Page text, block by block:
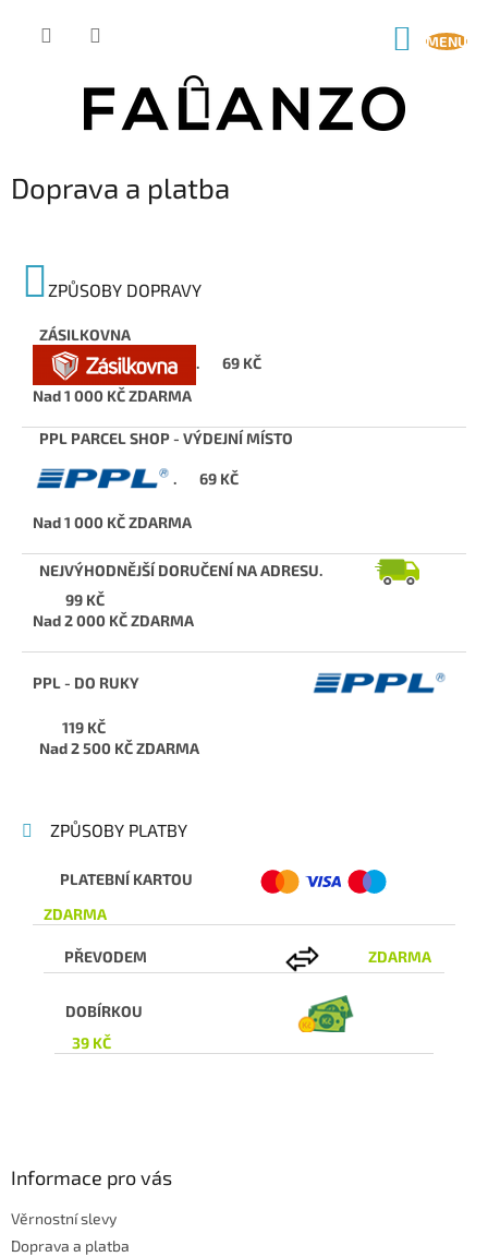
Doprava a platba
ZPŮSOBY DOPRAVY
ZÁSILKOVNA
. 69 KČ
Nad 1 000 KČ ZDARMA
PPL PARCEL SHOP - VÝDEJNÍ MÍSTO
. 69 KČ
Nad 1 000 KČ ZDARMA
NEJVÝHODNĚJŠÍ DORUČENÍ NA ADRESU.
99 KČ
Nad 2 000 KČ ZDARMA
PPL - DO RUKY
119 KČ
Nad 2 500 KČ ZDARMA
ZPŮSOBY PLATBY
PLATEBNÍ KARTOU
ZDARMA
PŘEVODEM ZDARMA
DOBÍRKOU
39 KČ
Informace pro vás
Věrnostní slevy
Doprava a platba